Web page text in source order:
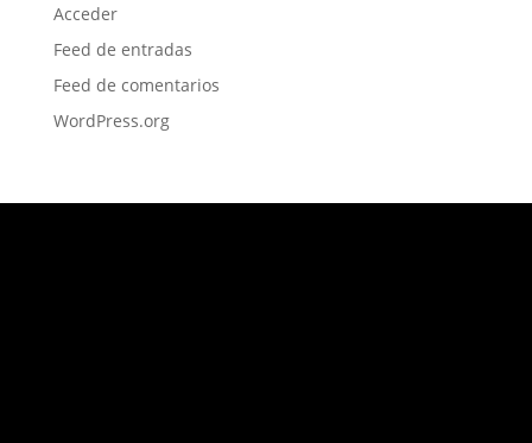
Acceder
Feed de entradas
Feed de comentarios
WordPress.org